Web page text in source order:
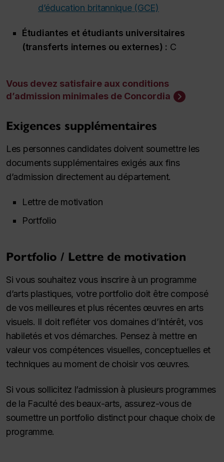
d’éducation britannique (GCE)
Étudiantes et étudiants universitaires
(transferts internes ou externes) : C
Vous devez satisfaire aux conditions
d’admission minimales de Concordia
Exigences supplémentaires
Les personnes candidates doivent soumettre les
documents supplémentaires exigés aux fins
d’admission directement au département.
Lettre de motivation
Portfolio
Portfolio / Lettre de motivation
Si vous souhaitez vous inscrire à un programme
d’arts plastiques, votre portfolio doit être composé
de vos meilleures et plus récentes œuvres en arts
visuels. Il doit refléter vos domaines d’intérêt, vos
habiletés et vos démarches. Pensez à mettre en
valeur vos compétences visuelles, conceptuelles et
techniques au moment de choisir vos œuvres.
Si vous sollicitez l’admission à plusieurs programmes
de la Faculté des beaux-arts, assurez-vous de
soumettre un portfolio distinct pour chaque choix de
programme.